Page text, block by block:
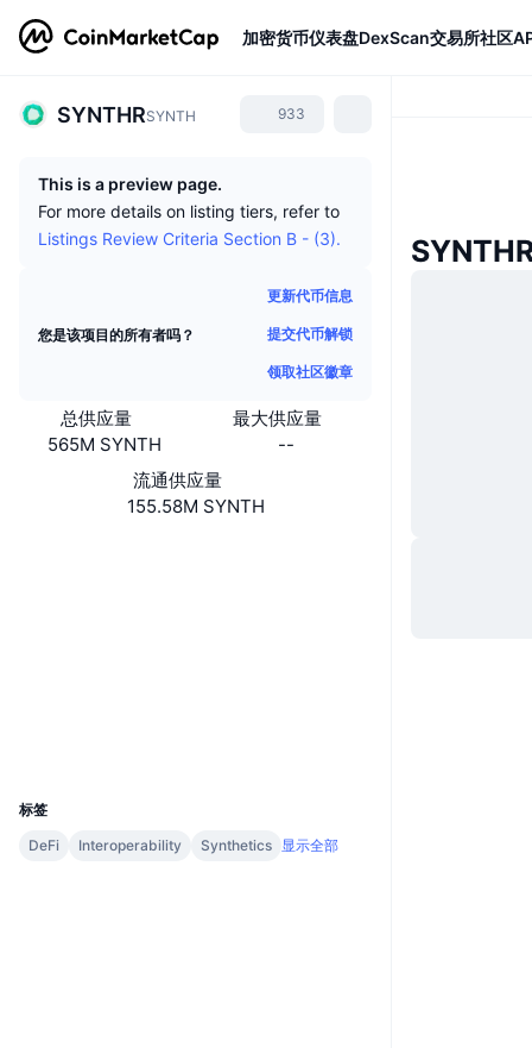
加密货币仪表盘DexScan交易所社区
SYNTHRSYNTH 933
This is a preview page.
For more details on listing tiers, refer to
Listings Review Criteria Section B - (3).
您是该项目的所有者吗？
更新代币信息
提交代币解锁
领取社区徽章
总供应量
565M SYNTH
最大供应量
--
流通供应量
155.58M SYNTH
标签
DeFi
Interoperability Synthetics 显示全部